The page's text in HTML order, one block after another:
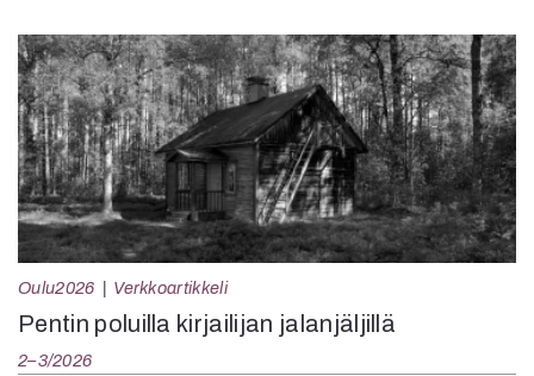
Oulu2026 Verkkoartikkeli
Pentin poluilla kirjailijan jalanjäljillä
2–3/2026